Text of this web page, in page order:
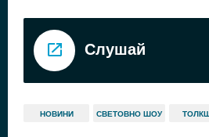
Слушай
НОВИНИ СВЕТОВНО ШОУ